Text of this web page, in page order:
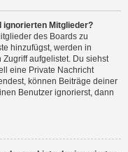
ignorierten Mitglieder?
des Boards zu
hinzufügst, werden in
aufgelistet. Du siehst
eine Private Nachricht
können Beiträge deiner
Benutzer ignorierst, dann